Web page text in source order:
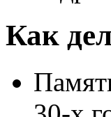
Как